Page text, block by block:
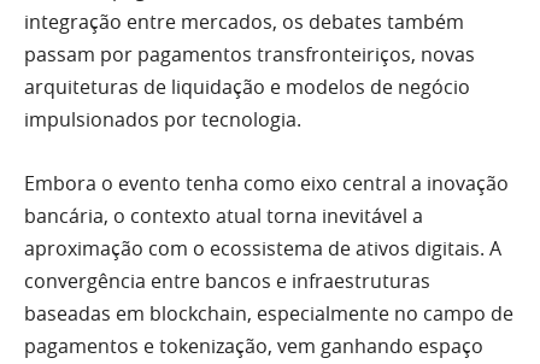
integração entre mercados, os debates também
passam por pagamentos transfronteiriços, novas
arquiteturas de liquidação e modelos de negócio
impulsionados por tecnologia.
Embora o evento tenha como eixo central a inovação
bancária, o contexto atual torna inevitável a
aproximação com o ecossistema de ativos digitais. A
convergência entre bancos e infraestruturas
baseadas em blockchain, especialmente no campo de
pagamentos e tokenização, vem ganhando espaço